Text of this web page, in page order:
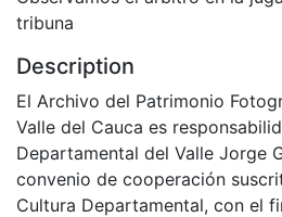
tribuna
Description
El Archivo del Patrimonio
Valle del Cauca es
Departamental del Valle Jorge
convenio de cooperación
Cultura Departamental, con el